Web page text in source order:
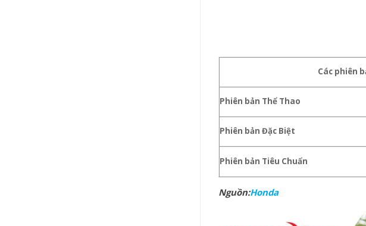
Các phiên
Phiên bản Thể Thao
Phiên bản Đặc Biệt
Phiên bản Tiêu Chuẩn
Nguồn:Honda